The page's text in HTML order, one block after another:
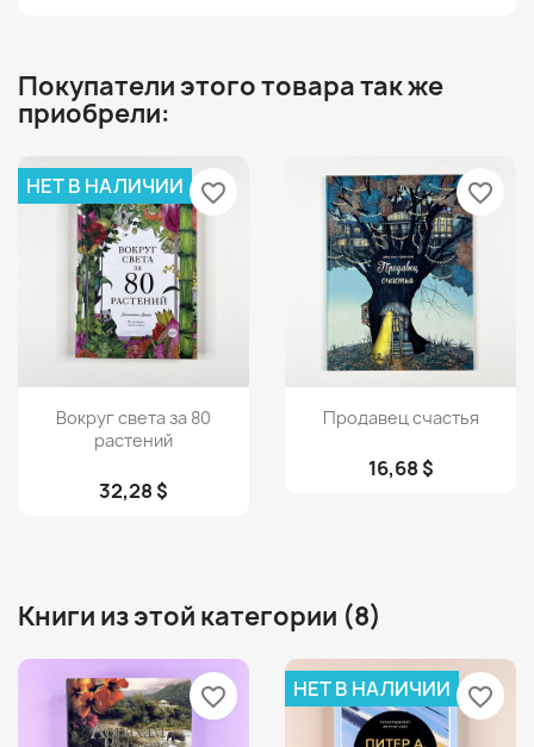
Покупатели этого товара так же
приобрели:
Просмотр
Вокруг света за 80
растений
32,28 $
НЕТ В НАЛИЧИИ favorite_border
Просмотр
Продавец счастья
16,68 $
favorite_border
Книги из этой категории (8)
favorite_border НЕТ В НАЛИЧИИ favorite_border